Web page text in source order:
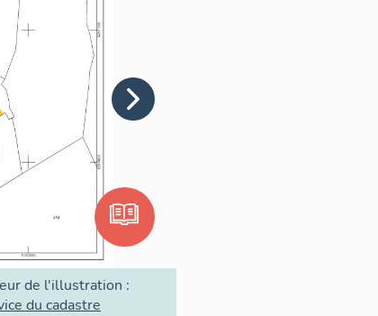
de l'illustration :
du cadastre